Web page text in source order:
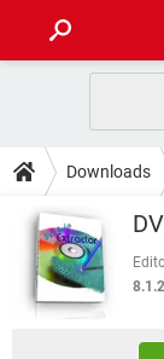
CELULAR
OUTLOOK
INSTAGRAM
GUIA DE COMPRAS
DICAS
JOGOS
CELULAR
OUTLOOK
DOWNLOADS
JOGOS
CELULAR
FÓRUM
Downloads